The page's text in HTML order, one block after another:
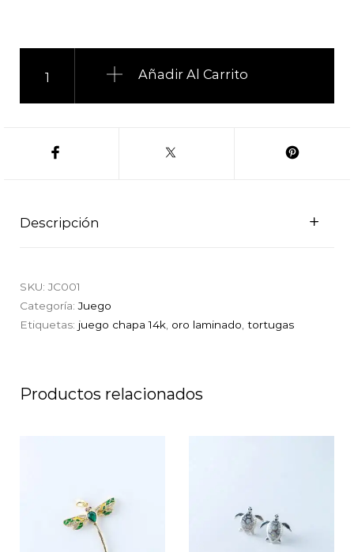
Añadir Al Carrito
Descripción
SKU:JC001
Categoría:Juego
Etiquetas: juego chapa 14k oro laminado ,tortugas
Productos relacionados